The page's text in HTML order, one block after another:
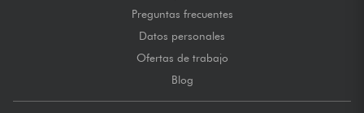
Preguntas frecuentes
Datos personales
Ofertas de trabajo
Blog